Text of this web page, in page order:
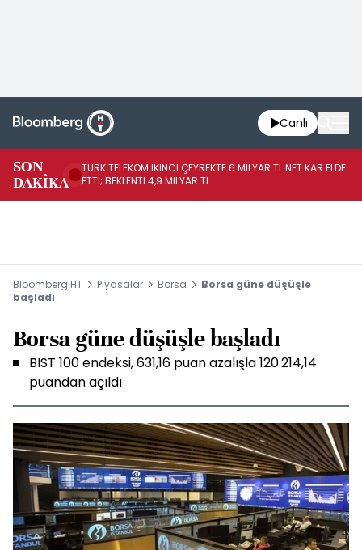
Canlı
SON
DAKİKA
TÜRK TELEKOM İKİNCİ ÇEYREKTE 6 MİLYAR TL NET KAR ELDE
ETTİ; BEKLENTİ 4,9 MİLYAR TL
Bloomberg HT Piyasalar Borsa
Borsa güne düşüşle
başladı
Borsa güne düşüşle başladı
BIST 100 endeksi, 631,16 puan azalışla 120.214,14
puandan açıldı